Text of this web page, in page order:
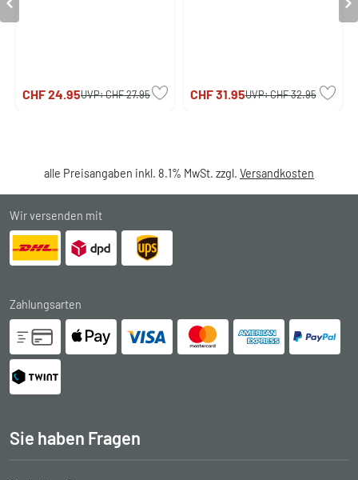
CHF 24.95UVP:CHF 27.95 CHF 31.95UVP:CHF 32.95
alle Preisangaben inkl. 8.1% MwSt. zzgl. Versandkosten
Wir versenden mit
Zahlungsarten
Sie haben Fragen